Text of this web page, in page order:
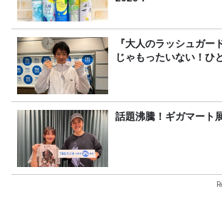
『大人のラッシュガー
じゃもったいない！ひ
話題沸騰！ギガマート